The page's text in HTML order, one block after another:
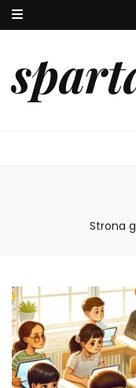
Strona